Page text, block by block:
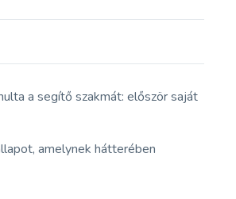
a segítő szakmát: először saját
amelynek hátterében